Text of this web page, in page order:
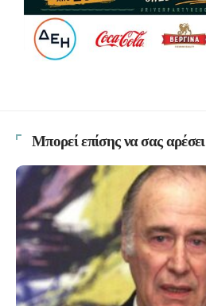
Μπορεί επίσης να σας αρέσει